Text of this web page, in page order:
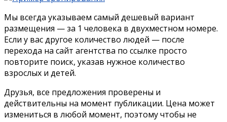
Мы всегда указываем самый дешевый вариант
размещения — за 1 человека в двухместном номере.
Если у вас другое количество людей — после
перехода на сайт агентства по ссылке просто
повторите поиск, указав нужное количество
взрослых и детей.
Друзья, все предложения проверены и
действительны на момент публикации. Цена может
измениться в любой момент, поэтому чтобы не